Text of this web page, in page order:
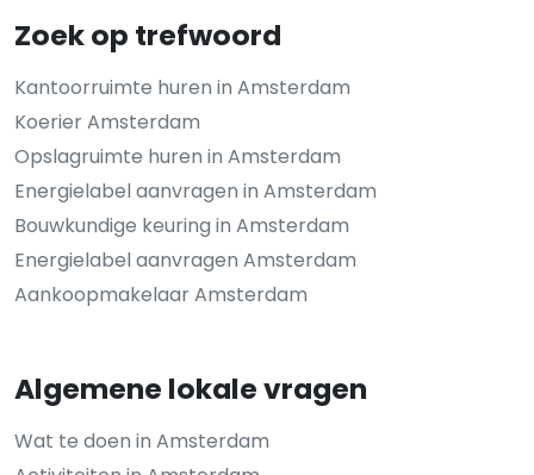
Zoek op trefwoord
Kantoorruimte huren in Amsterdam
Koerier Amsterdam
Opslagruimte huren in Amsterdam
Energielabel aanvragen in Amsterdam
Bouwkundige keuring in Amsterdam
Energielabel aanvragen Amsterdam
Aankoopmakelaar Amsterdam
Algemene lokale vragen
Wat te doen in Amsterdam